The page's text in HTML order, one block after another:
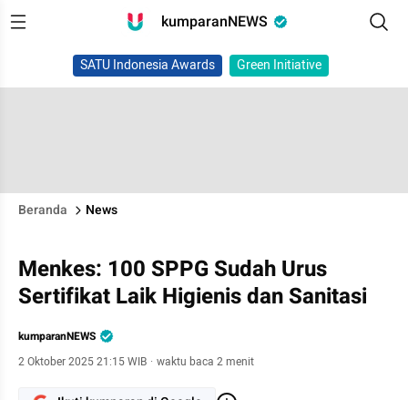
kumparanNEWS
SATU Indonesia Awards Green Initiative
Beranda News
Menkes: 100 SPPG Sudah Urus
Sertifikat Laik Higienis dan Sanitasi
kumparanNEWS
2 Oktober 2025 21:15 WIB · waktu baca 2 menit